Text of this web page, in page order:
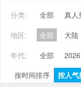
分类: 全部 真人
地区:
全部 大陆
年代:
全部 2026
按时间排序
按人气